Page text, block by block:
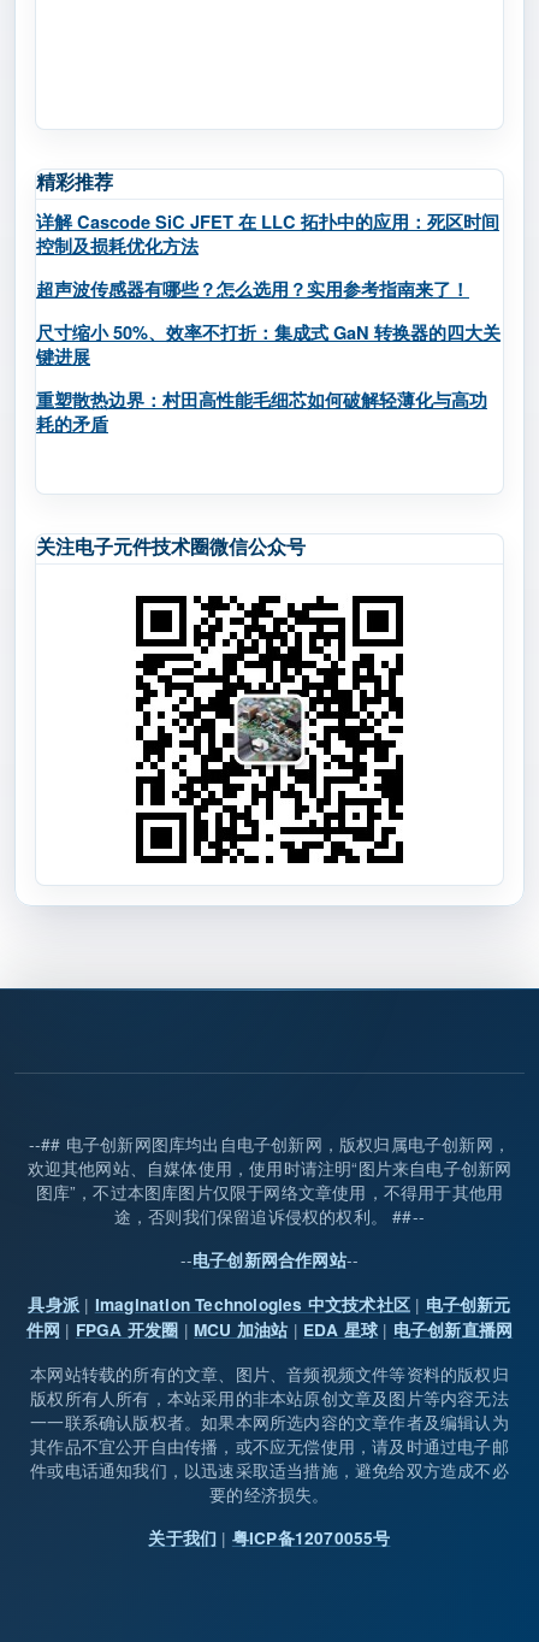
精彩推荐
详解 Cascode SiC JFET 在 LLC 拓扑中的应用：死区时间
控制及损耗优化方法
超声波传感器有哪些？怎么选用？实用参考指南来了！
尺寸缩小 50%、效率不打折：集成式 GaN 转换器的四大关
键进展
重塑散热边界：村田高性能毛细芯如何破解轻薄化与高功
耗的矛盾
关注电子元件技术圈微信公众号
--## 电子创新网图库均出自电子创新网，版权归属电子创新网，
欢迎其他网站、自媒体使用，使用时请注明“图片来自电子创新网
图库”，不过本图库图片仅限于网络文章使用，不得用于其他用
途，否则我们保留追诉侵权的权利。 ##--
--电子创新网合作网站--
具身派 | Imagination Technologies 中文技术社区| 电子创新元
件网 | FPGA 开发圈 | MCU 加油站 | EDA 星球 | 电子创新直播网
本网站转载的所有的文章、图片、音频视频文件等资料的版权归
版权所有人所有，本站采用的非本站原创文章及图片等内容无法
一一联系确认版权者。如果本网所选内容的文章作者及编辑认为
其作品不宜公开自由传播，或不应无偿使用，请及时通过电子邮
件或电话通知我们，以迅速采取适当措施，避免给双方造成不必
要的经济损失。
关于我们 | 粤ICP备12070055号